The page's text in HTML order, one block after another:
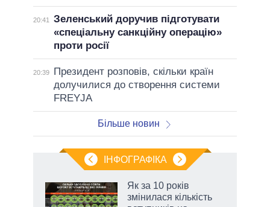
20:41
Зеленський доручив підготувати
«спеціальну санкційну операцію»
проти росії
20:39
Президент розповів, скільки країн
долучилися до створення системи
FREYJA
Більше новин
ІНФОГРАФІКА
Як за 10 років
змінилася кількість